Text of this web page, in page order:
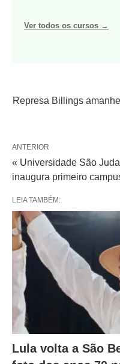
Ver todos os cursos →
Represa Billings
ANTERIOR
« Universidade São
inaugura primeiro
LEIA TAMBÉM:
Lula volta a São